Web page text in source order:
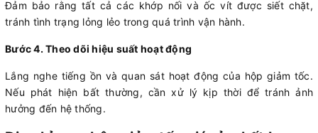
Đảm bảo rằng tất cả các khớp nối và ốc vít được siết chặt,
tránh tình trạng lỏng lẻo trong quá trình vận hành.
Bước 4. Theo dõi hiệu suất hoạt động
Lắng nghe tiếng ồn và quan sát hoạt động của hộp giảm tốc.
Nếu phát hiện bất thường, cần xử lý kịp thời để tránh ảnh
hưởng đến hệ thống.